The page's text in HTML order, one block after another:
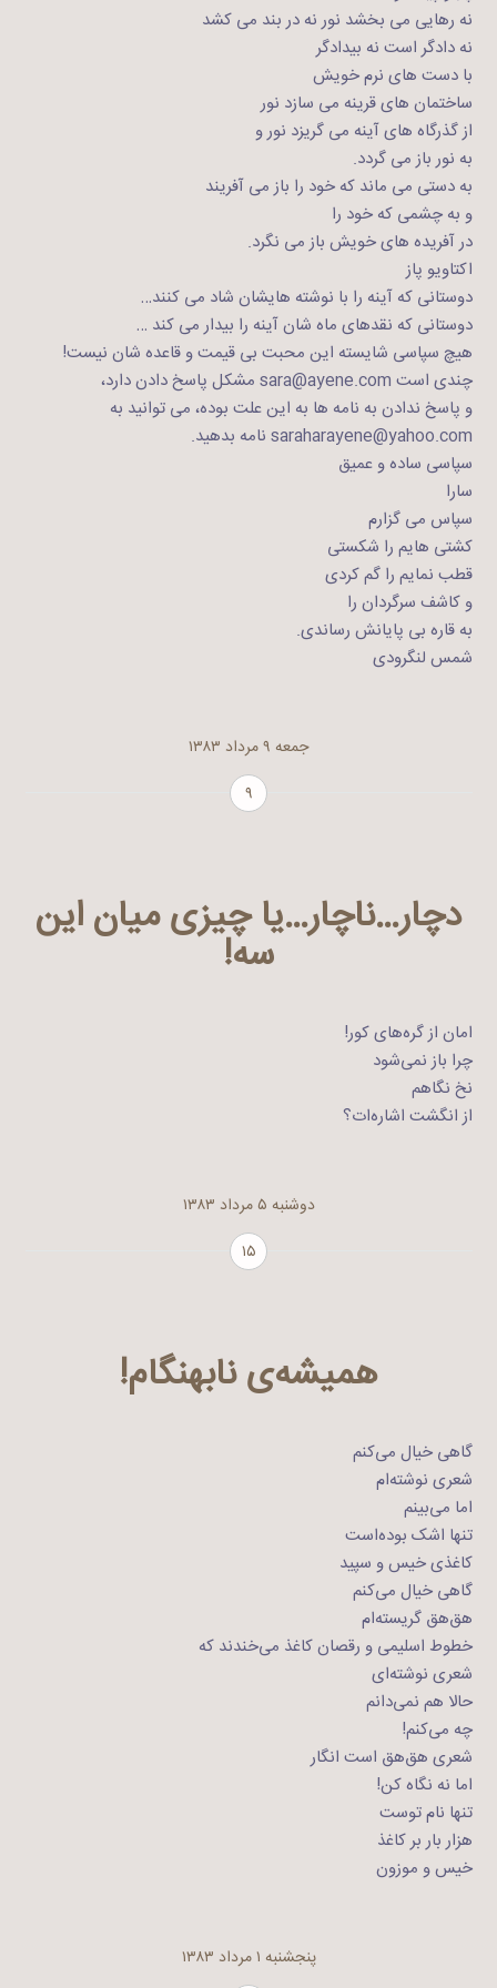
نه رهایی می بخشد نور نه در بند می کشد
نه دادگر است نه بیدادگر
با دست های نرم خویش
ساختمان های قرینه می سازد نور
از گذرگاه های آینه می گریزد نور و
به نور باز می گردد.
به دستی می ماند که خود را باز می آفریند
و به چشمی که خود را
در آفریده های خویش باز می نگرد.
اکتاویو پاز
دوستانی که آینه را با نوشته هایشان شاد می کنند…
دوستانی که نقدهای ماه شان آینه را بیدار می کند …
هیچ سپاسی شایسته این محبت بی قیمت و قاعده شان نیست!
چندی است sara@ayene.com مشکل پاسخ دادن دارد،
و پاسخ ندادن به نامه ها به این علت بوده، می توانید به
saraharayene@yahoo.com نامه بدهید.
سپاسی ساده و عمیق
سارا
سپاس می گزارم
کشتی هایم را شکستی
قطب نمایم را گم کردی
و کاشف سرگردان را
به قاره بی پایانش رساندی.
شمس لنگرودی
جمعه ۹ مرداد ۱۳۸۳
۹
دچار…ناچار…یا چیزی میان این
سه!
امان از گره‌های کور!
چرا باز نمی‌شود
نخ نگاهم
از انگشت اشاره‌ات؟
دوشنبه ۵ مرداد ۱۳۸۳
۱۵
همیشه‌ی نابهنگام!
گاهی خیال می‌کنم
شعری نوشته‌ام
اما می‌بینم
تنها اشک بوده‌است
کاغذی خیس و سپید
گاهی خیال می‌کنم
هق‌هق گریسته‌ام
خطوط اسلیمی و رقصان کاغذ می‌خندند که
شعری نوشته‌ای
حالا هم نمی‌دانم
چه می‌کنم!
شعری هق‌هق است انگار
اما نه نگاه کن!
تنها نام توست
هزار بار بر کاغذ
خیس و موزون
پنجشنبه ۱ مرداد ۱۳۸۳